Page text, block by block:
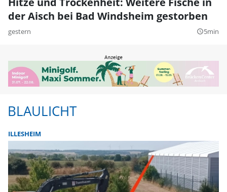
der Aisch bei Bad Windsheim gestorben
gestern query_builder5min
BLAULICHT
ILLESHEIM